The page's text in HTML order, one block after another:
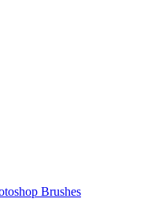
Brushes